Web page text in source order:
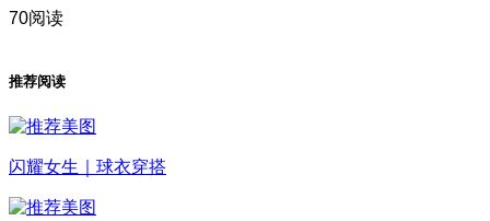
70阅读
推荐阅读
闪耀女生｜球衣穿搭